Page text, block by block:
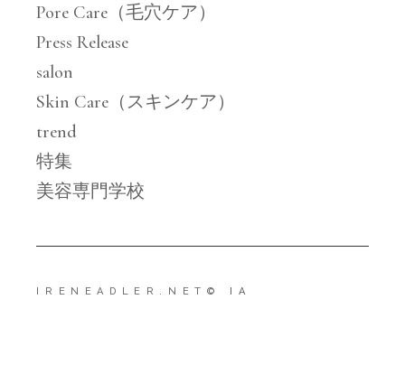
Pore Care（毛穴ケア）
Press Release
salon
Skin Care（スキンケア）
trend
特集
美容専門学校
IRENEADLER.NET © IA